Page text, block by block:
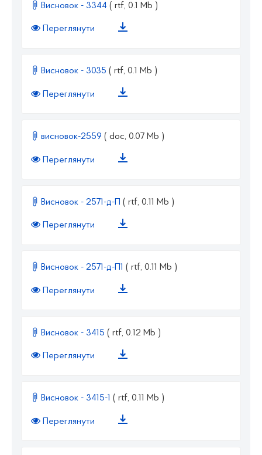
Висновок - 3344 ( rtf, 0.1 Mb )
Переглянути
Висновок - 3035 ( rtf, 0.1 Mb )
Переглянути
висновок-2559 ( doc, 0.07 Mb )
Переглянути
Висновок - 2571-д-П ( rtf, 0.11 Mb )
Переглянути
Висновок - 2571-д-П1 ( rtf, 0.11 Mb )
Переглянути
Висновок - 3415 ( rtf, 0.12 Mb )
Переглянути
Висновок - 3415-1 ( rtf, 0.11 Mb )
Переглянути